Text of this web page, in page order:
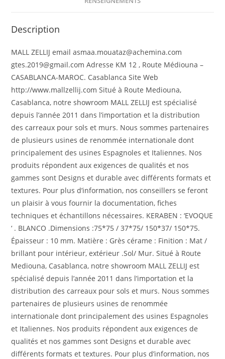
Description
MALL ZELLIJ email asmaa.mouataz@achemina.com
gtes.2019@gmail.com Adresse KM 12 , Route Médiouna –
CASABLANCA-MAROC. Casablanca Site Web
http://www.mallzellij.com Situé à Route Mediouna,
Casablanca, notre showroom MALL ZELLIJ est spécialisé
depuis l’année 2011 dans l’importation et la distribution
des carreaux pour sols et murs. Nous sommes partenaires
de plusieurs usines de renommée internationale dont
principalement des usines Espagnoles et Italiennes. Nos
produits répondent aux exigences de qualités et nos
gammes sont Designs et durable avec différents formats et
textures. Pour plus d’information, nos conseillers se feront
un plaisir à vous fournir la documentation, fiches
techniques et échantillons nécessaires. KERABEN : ‘EVOQUE
‘ . BLANCO .Dimensions :75*75 / 37*75/ 150*37/ 150*75.
Épaisseur : 10 mm. Matière : Grès cérame : Finition : Mat /
brillant pour intérieur, extérieur .Sol/ Mur. Situé à Route
Mediouna, Casablanca, notre showroom MALL ZELLIJ est
spécialisé depuis l’année 2011 dans l’importation et la
distribution des carreaux pour sols et murs. Nous sommes
partenaires de plusieurs usines de renommée
internationale dont principalement des usines Espagnoles
et Italiennes. Nos produits répondent aux exigences de
qualités et nos gammes sont Designs et durable avec
différents formats et textures. Pour plus d’information, nos